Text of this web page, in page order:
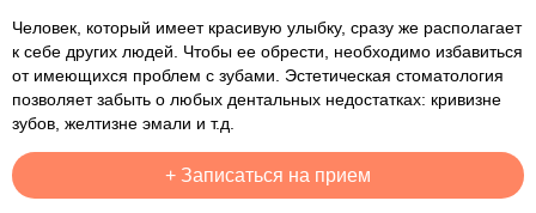
Человек, который имеет красивую улыбку, сразу же располагает
к себе других людей. Чтобы ее обрести, необходимо избавиться
от имеющихся проблем с зубами. Эстетическая стоматология
позволяет забыть о любых дентальных недостатках: кривизне
зубов, желтизне эмали и т.д.
+ Записаться на прием